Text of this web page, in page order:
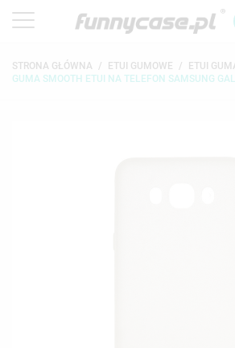
STRONA GŁÓWNA ETUI GUMOWE
ETUI
GUMA SMOOTH ETUI NA TELEFON SAMSUNG